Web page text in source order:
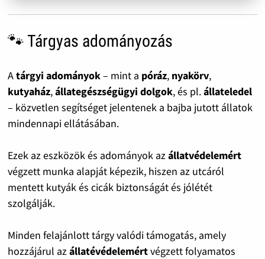
🐾 Tárgyas adományozás
Atárgyi adományok– mint a póráz, nyakörv,
kutyaház,állategészségügyi dolgok, és pl.állateledel
– közvetlen segítséget jelentenek a bajba jutott állatok
mindennapi ellátásában.
Ezek az eszközök és adományok azállatvédelemért
végzett munka alapját képezik, hiszen az utcáról
mentett kutyák és cicák biztonságát és jólétét
szolgálják.
Minden felajánlott tárgy valódi támogatás, amely
hozzájárul azállatévédelemértvégzett folyamatos